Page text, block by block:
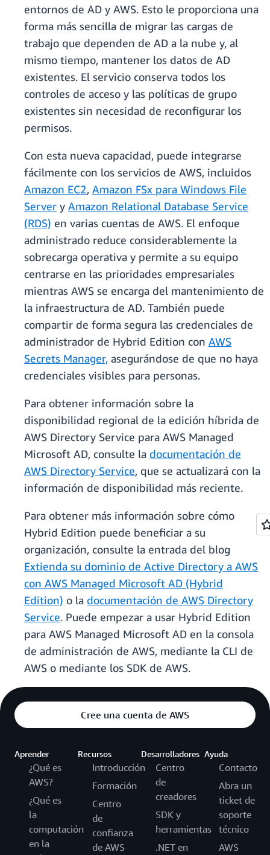
entornos de AD y AWS. Esto le proporciona una
forma más sencilla de migrar las cargas de
trabajo que dependen de AD a la nube y, al
mismo tiempo, mantener los datos de AD
existentes. El servicio conserva todos los
controles de acceso y las políticas de grupo
existentes sin necesidad de reconfigurar los
permisos.
Con esta nueva capacidad, puede integrarse
fácilmente con los servicios de AWS, incluidos
Amazon EC2, Amazon FSx para Windows File
Server y Amazon Relational Database Service
(RDS) en varias cuentas de AWS. El enfoque
administrado reduce considerablemente la
sobrecarga operativa y permite a su equipo
centrarse en las prioridades empresariales
mientras AWS se encarga del mantenimiento de
la infraestructura de AD. También puede
compartir de forma segura las credenciales de
administrador de Hybrid Edition con AWS
Secrets Manager, asegurándose de que no haya
credenciales visibles para personas.
Para obtener información sobre la
disponibilidad regional de la edición híbrida de
AWS Directory Service para AWS Managed
Microsoft AD, consulte la documentación de
AWS Directory Service, que se actualizará con la
información de disponibilidad más reciente.
Para obtener más información sobre cómo
Hybrid Edition puede beneficiar a su
organización, consulte la entrada del blog
Extienda su dominio de Active Directory a AWS
con AWS Managed Microsoft AD (Hybrid
Edition) o la documentación de AWS Directory
Service. Puede empezar a usar Hybrid Edition
para AWS Managed Microsoft AD en la consola
de administración de AWS, mediante la CLI de
AWS o mediante los SDK de AWS.
Cree una cuenta de AWS
Aprender
¿Qué es
AWS?
¿Qué es
la
computación
en la
Recursos
Introducción
Formación
Centro
de
confianza
de AWS
Desarrolladores
Centro
de
creadores
SDK y
herramientas
.NET en
Ayuda
Contacto
Abra un
ticket de
soporte
técnico
AWS